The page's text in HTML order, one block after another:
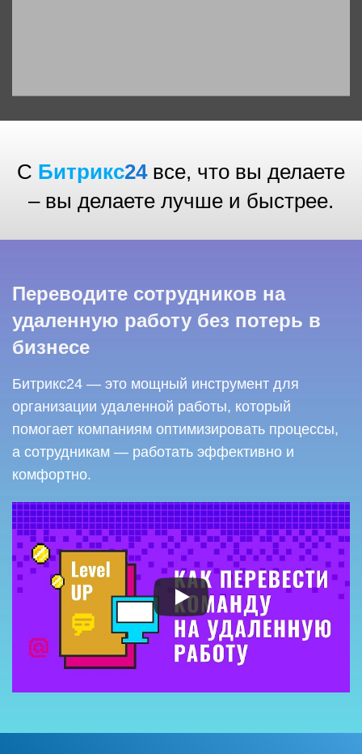
С Битрикс24все, что вы делаете
– вы делаете лучше и быстрее.
Переводите сотрудников на
удаленную работу без потерь в
бизнесе
Битрикс24 — это мощный инструмент для
организации удаленной работы, который
помогает компаниям оптимизировать процессы,
а сотрудникам — работать эффективно и
комфортно.